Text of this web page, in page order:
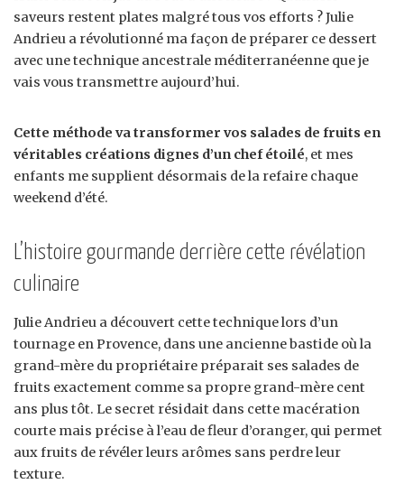
saveurs restent plates malgré tous vos efforts ? Julie
Andrieu a révolutionné ma façon de préparer ce dessert
avec une technique ancestrale méditerranéenne que je
vais vous transmettre aujourd’hui.
Cette méthode va transformer vos salades de fruits en
véritables créations dignes d’un chef étoilé, et mes
enfants me supplient désormais de la refaire chaque
weekend d’été.
L’histoire gourmande derrière cette révélation
culinaire
Julie Andrieu a découvert cette technique lors d’un
tournage en Provence, dans une ancienne bastide où la
grand-mère du propriétaire préparait ses salades de
fruits exactement comme sa propre grand-mère cent
ans plus tôt. Le secret résidait dans cette macération
courte mais précise à l’eau de fleur d’oranger, qui permet
aux fruits de révéler leurs arômes sans perdre leur
texture.